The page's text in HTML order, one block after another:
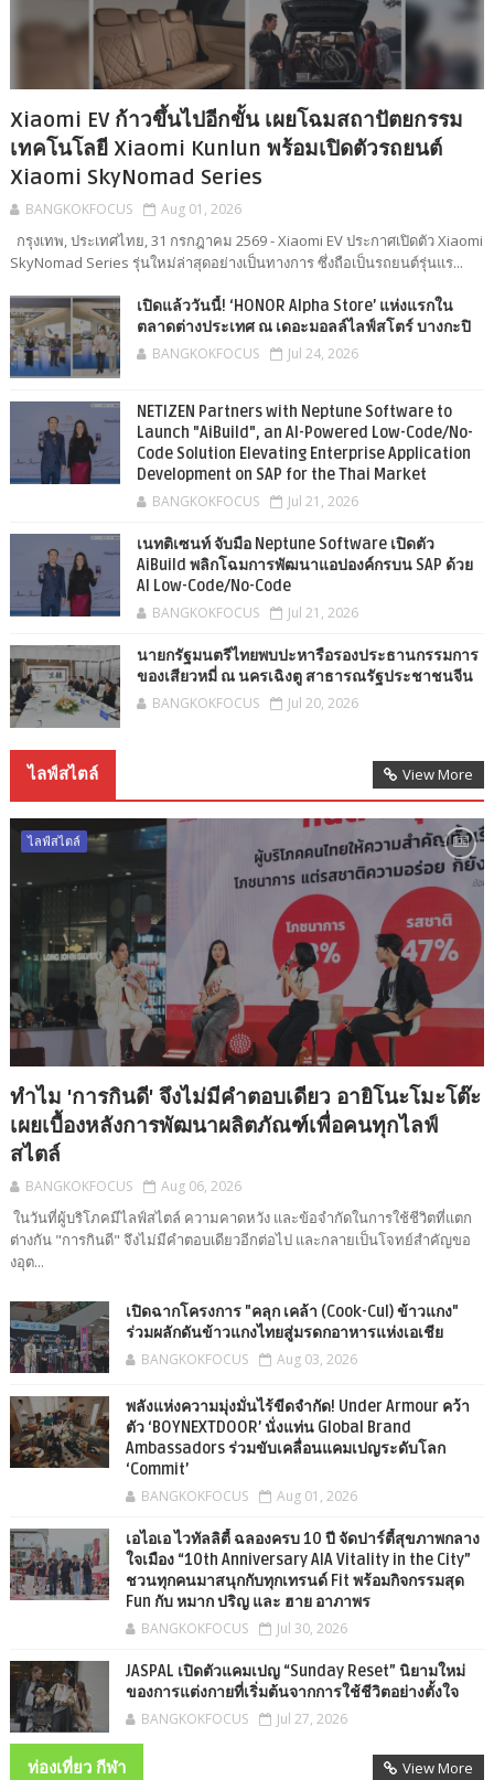
Xiaomi EV ก้าวขึ้นไปอีกขั้น เผยโฉมสถาปัตยกรรม
เทคโนโลยี Xiaomi Kunlun พร้อมเปิดตัวรถยนต์
Xiaomi SkyNomad Series
BANGKOKFOCUS Aug 01, 2026
กรุงเทพ, ประเทศไทย, 31 กรกฎาคม 2569 - Xiaomi EV ประกาศเปิดตัว Xiaomi
SkyNomad Series รุ่นใหม่ล่าสุดอย่างเป็นทางการ ซึ่งถือเป็นรถยนต์รุ่นแร...
เปิดแล้ววันนี้! ‘HONOR Alpha Store’ แห่งแรกใน
ตลาดต่างประเทศ ณ เดอะมอลล์ไลฟ์สโตร์ บางกะปิ
BANGKOKFOCUS
Jul 24, 2026
NETIZEN Partners with Neptune Software to
Launch "AiBuild", an AI-Powered Low-Code/No-
Code Solution Elevating Enterprise Application
Development on SAP for the Thai Market
BANGKOKFOCUS
Jul 21, 2026
เนทติเซนท์ จับมือ Neptune Software เปิดตัว
AiBuild พลิกโฉมการพัฒนาแอปองค์กรบน SAP ด้วย
AI Low-Code/No-Code
BANGKOKFOCUS
Jul 21, 2026
นายกรัฐมนตรีไทยพบปะหารือรองประธานกรรมการ
ของเสียวหมี่ ณ นครเฉิงตู สาธารณรัฐประชาชนจีน
BANGKOKFOCUS
Jul 20, 2026
ไลฟ์สไตล์ View More
ไลฟ์สไตล์
ทำไม 'การกินดี' จึงไม่มีคำตอบเดียว อายิโนะโมะโต๊ะ
เผยเบื้องหลังการพัฒนาผลิตภัณฑ์เพื่อคนทุกไลฟ์
สไตล์
BANGKOKFOCUS Aug 06, 2026
ในวันที่ผู้บริโภคมีไลฟ์สไตล์ ความคาดหวัง และข้อจำกัดในการใช้ชีวิตที่แตก
ต่างกัน "การกินดี" จึงไม่มีคำตอบเดียวอีกต่อไป และกลายเป็นโจทย์สำคัญขอ
งอุต...
เปิดฉากโครงการ "คลุก เคล้า (Cook-Cul) ข้าวแกง"
ร่วมผลักดันข้าวแกงไทยสู่มรดกอาหารแห่งเอเชีย
BANGKOKFOCUS
Aug 03, 2026
พลังแห่งความมุ่งมั่นไร้ขีดจำกัด! Under Armour คว้า
ตัว ‘BOYNEXTDOOR’ นั่งแท่น Global Brand
Ambassadors ร่วมขับเคลื่อนแคมเปญระดับโลก
‘Commit’
BANGKOKFOCUS
Aug 01, 2026
เอไอเอ ไวทัลลิตี้ ฉลองครบ 10 ปี จัดปาร์ตี้สุขภาพกลาง
ใจเมือง “10th Anniversary AIA Vitality in the City”
ชวนทุกคนมาสนุกกับทุกเทรนด์ Fit พร้อมกิจกรรมสุด
Fun กับ หมาก ปริญ และ ฮาย อาภาพร
BANGKOKFOCUS
Jul 30, 2026
JASPAL เปิดตัวแคมเปญ “Sunday Reset” นิยามใหม่
ของการแต่งกายที่เริ่มต้นจากการใช้ชีวิตอย่างตั้งใจ
BANGKOKFOCUS
Jul 27, 2026
ท่องเที่ยว กีฬา View More